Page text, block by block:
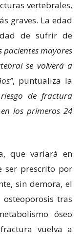
vertebrales,
graves. La edad
de sufrir de
pacientes mayores
se volverá a
, puntualiza la
riesgo de fractura
los primeros 24
que variará en
ser prescrito por
sin demora, el
tras
óseo
vuelva a